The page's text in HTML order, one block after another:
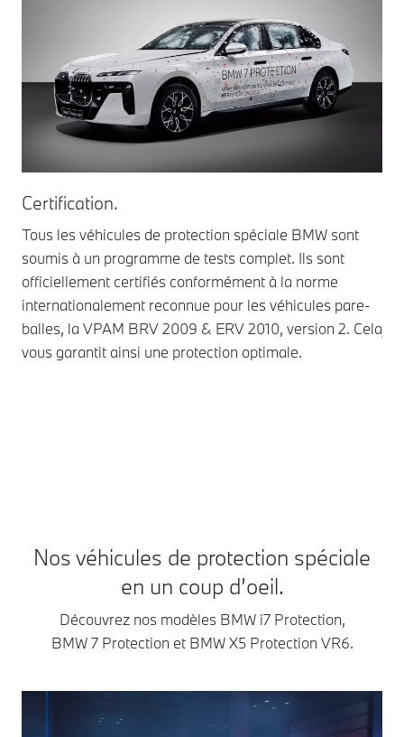
Certification.
Tous les véhicules de protection spéciale BMW sont
soumis à un programme de tests complet. Ils sont
officiellement certifiés conformément à la norme
internationalement reconnue pour les véhicules pare-
balles, la VPAM BRV 2009 & ERV 2010, version 2. Cela
vous garantit ainsi une protection optimale.
Nos véhicules de protection spéciale
en un coup d’oeil.
Découvrez nos modèles BMW i7 Protection,
BMW 7 Protection et BMW X5 Protection VR6.